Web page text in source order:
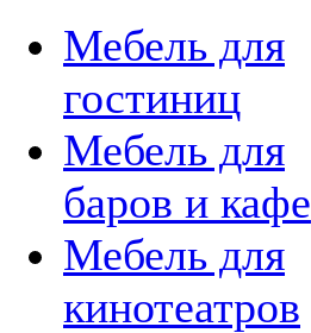
Мебель для
гостиниц
Мебель для
баров и кафе
Мебель для
кинотеатров